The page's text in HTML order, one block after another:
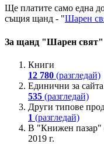
Ще платите само една
същия щанд - "Шарен
За щанд "Шарен свят"
Книги
12 780 (разгледай)
Единични за
535 (разгледай)
Други типове
1 (разгледай)
В "Книжен пазар"
2019 г.